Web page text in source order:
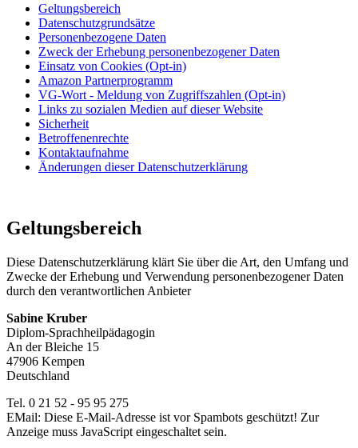
Geltungsbereich
Datenschutzgrundsätze
Personenbezogene Daten
Zweck der Erhebung personenbezogener Daten
Einsatz von Cookies (Opt-in)
Amazon Partnerprogramm
VG-Wort - Meldung von Zugriffszahlen (Opt-in)
Links zu sozialen Medien auf dieser Website
Sicherheit
Betroffenenrechte
Kontaktaufnahme
Änderungen dieser Datenschutzerklärung
Geltungsbereich
Diese Datenschutzerklärung klärt Sie über die Art, den Umfang und
Zwecke der Erhebung und Verwendung personenbezogener Daten
durch den verantwortlichen Anbieter
Sabine Kruber
Diplom-Sprachheilpädagogin
An der Bleiche 15
47906 Kempen
Deutschland
Tel. 0 21 52 - 95 95 275
EMail: Diese E-Mail-Adresse ist vor Spambots geschützt! Zur
Anzeige muss JavaScript eingeschaltet sein.